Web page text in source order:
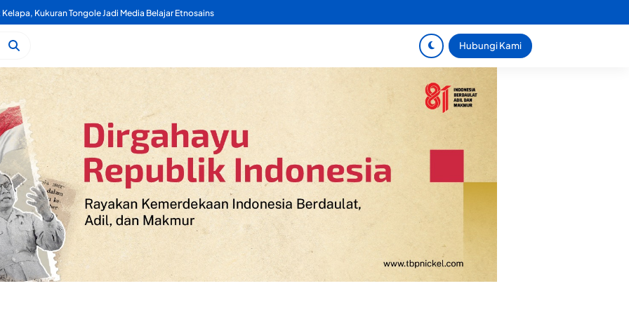
Kukuran Tongole Jadi Media Belajar Etnosains
Hubungi Kami